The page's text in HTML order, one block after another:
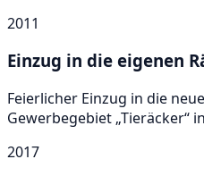
2011
Einzug in die eigenen
Feierlicher Einzug in die
Gewerbegebiet „Tieräcker“
2017